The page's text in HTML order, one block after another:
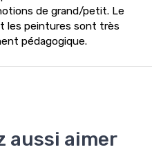
de grand/petit. Le
les peintures sont très
pédagogique.
aussi aimer